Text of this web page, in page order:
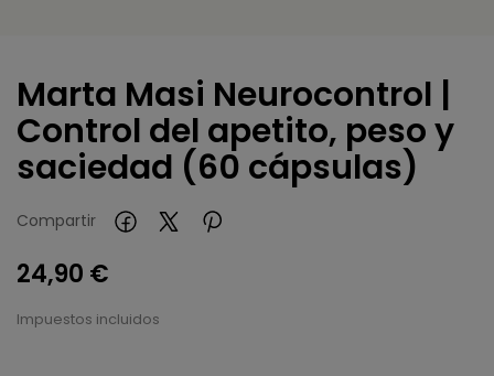
Marta Masi Neurocontrol |
Control del apetito, peso y
saciedad (60 cápsulas)
Compartir
24,90 €
Impuestos incluidos